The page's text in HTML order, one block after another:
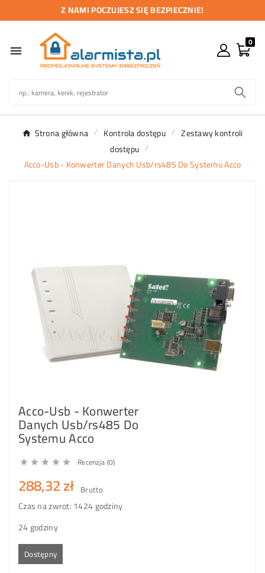
Z NAMI POCZUJESZ SIĘ BEZPIECZNIE!

0
Strona główna Kontrola dostępu
Zestawy kontroli
dostępu
Acco-Usb - Konwerter Danych Usb/rs485 Do Systemu Acco
Acco-Usb - Konwerter
Danych Usb/rs485 Do
Systemu Acco
     Recenzja (0)
288,32 zł Brutto
Czas na zwrot: 1424 godziny
24 godziny
Dostępny